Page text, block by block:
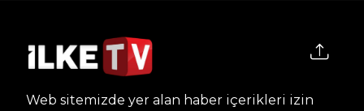
Web sitemizde yer alan haber içerikleri izin